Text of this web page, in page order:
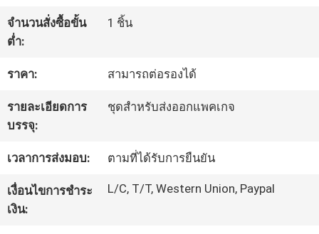
โรงงาน
การ
ควบคุม
คุณภาพ
ติดต่อ
เรา
จำนวนสั่งซื้อขั้น
ต่ำ:
1 ชิ้น
ราคา: สามารถต่อรองได้
รายละเอียดการ
บรรจุ:
ชุดสำหรับส่งออกแพคเกจ
เวลาการส่งมอบ: ตามที่ได้รับการยืนยัน
เงื่อนไขการชำระ
เงิน:
L/C, T/T, Western Union, Paypal